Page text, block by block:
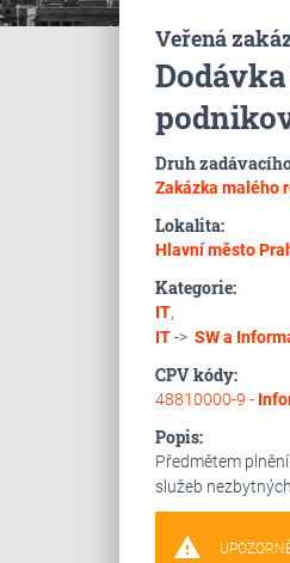
Veřená
Druh
Zakázka malého
Lokalita:
Hlavní město
Kategorie:
IT,
IT-> SW a
CPV kódy:
48810000-9 -
Popis:
Předmětem
služeb
warning